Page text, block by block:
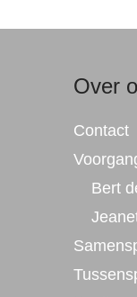
Over
Contact
Bert